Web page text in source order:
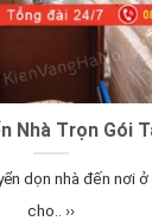
Nhà Trọn Gói
dọn nhà đến nơi
cho.. ››